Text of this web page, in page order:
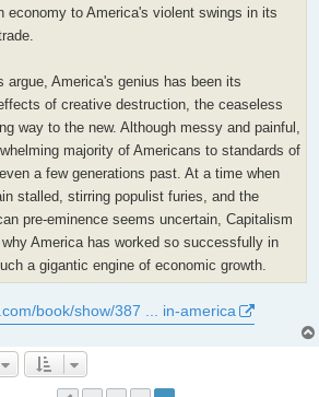
economy to America's violent swings in its
argue, America's genius has been its
of creative destruction, the ceaseless
way to the new. Although messy and painful,
majority of Americans to standards of
a few generations past. At a time when
stalled, stirring populist furies, and the
pre-eminence seems uncertain, Capitalism
America has worked so successfully in
a gigantic engine of economic growth.
book/show/387 ... in-america